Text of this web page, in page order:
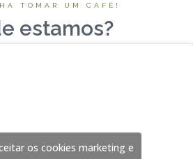
TOMAR UM CAFÉ!
estamos?
os cookies marketing e